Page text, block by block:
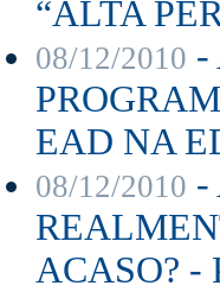
“ALTA
08/12/2010 -
EAD NA
08/12/2010 -
ACASO? -